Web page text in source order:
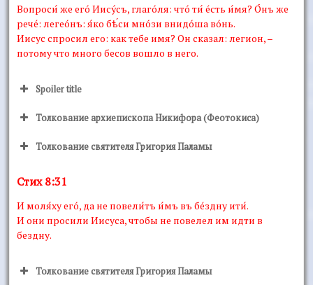
Вопроси́ же егó Иисýсъ, глагóля: чтó ти́ éсть и́мя? О́нъ же
речé: легеóнъ: я́ко бѣ́си мнóзи внидóша вóнь.
Иисус спросил его: как тебе имя? Он сказал: легион, –
потому что много бесов вошло в него.
Spoiler title
Толкование архиепископа Никифора (Феотокиса)
Толкование святителя Григория Паламы
Стих 8:31
И моля́ху егó, да не повели́тъ и́мъ въ бéздну ити́.
И они просили Иисуса, чтобы не повелел им идти в
бездну.
Толкование святителя Григория Паламы